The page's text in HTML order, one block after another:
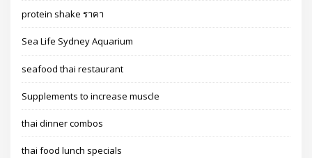
protein shake ราคา
Sea Life Sydney Aquarium
seafood thai restaurant
Supplements to increase muscle
thai dinner combos
thai food lunch specials